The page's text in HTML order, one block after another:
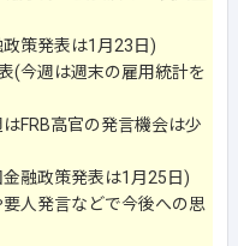
策発表は1月23日)
(今週は週末の雇用統計を
FRB高官の発言機会は少
融政策発表は1月25日)
人発言などで今後への思